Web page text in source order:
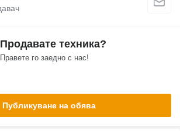
Продавате техника?
Правете го заедно с нас!
Публикуване на обява